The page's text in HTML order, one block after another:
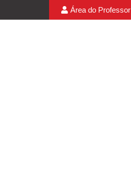
Área do Professor